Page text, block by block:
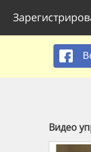
Видео